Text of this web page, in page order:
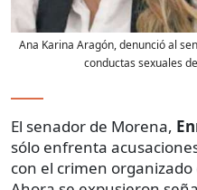
Ana Karina Aragón, denunció al
conductas sexuales
El senador de Morena,
sólo enfrenta
con el crimen organizado